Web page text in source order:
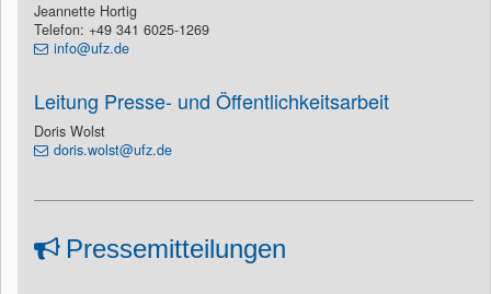
Jeannette Hortig
Telefon: +49 341 6025-1269
info@ufz.de
Leitung Presse- und Öffentlichkeitsarbeit
Doris Wolst
doris.wolst@ufz.de
Pressemitteilungen